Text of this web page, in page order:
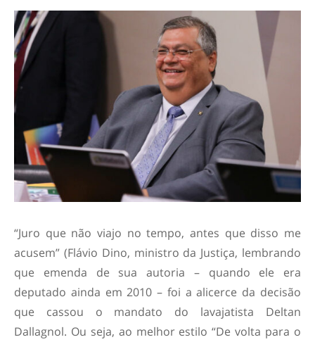
“Juro que não viajo no tempo, antes que disso me
acusem” (Flávio Dino, ministro da Justiça, lembrando
que emenda de sua autoria – quando ele era
deputado ainda em 2010 – foi a alicerce da decisão
que cassou o mandato do lavajatista Deltan
Dallagnol. Ou seja, ao melhor estilo “De volta para o